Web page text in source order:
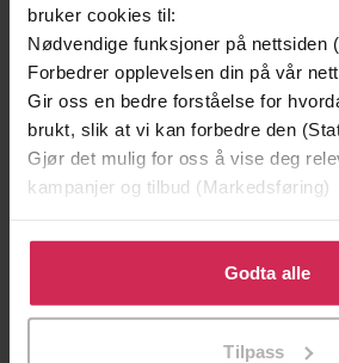
bruker cookies til:
Nødvendige funksjoner på nettsiden
Forbedrer opplevelsen din på vår
Gir oss en bedre forståelse for
brukt, slik at vi kan forbedre den
Gjør det mulig for oss å vise deg
kampanjer og tilbud (Markedsføring)
Klikk på «Godta alle» for å gi oss
bruke cookies for alle disse
tilpasse ditt samtykke til spesifikke
Godta alle
Tilpass
249,-